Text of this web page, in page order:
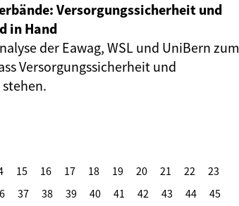
Versorgungssicherheit und
in Hand
der Eawag, WSL und UniBernzum
Versorgungssicherheit und
15 16 17 18 19 20 21 22
23
37 38 39 40 41 42 43 44
45